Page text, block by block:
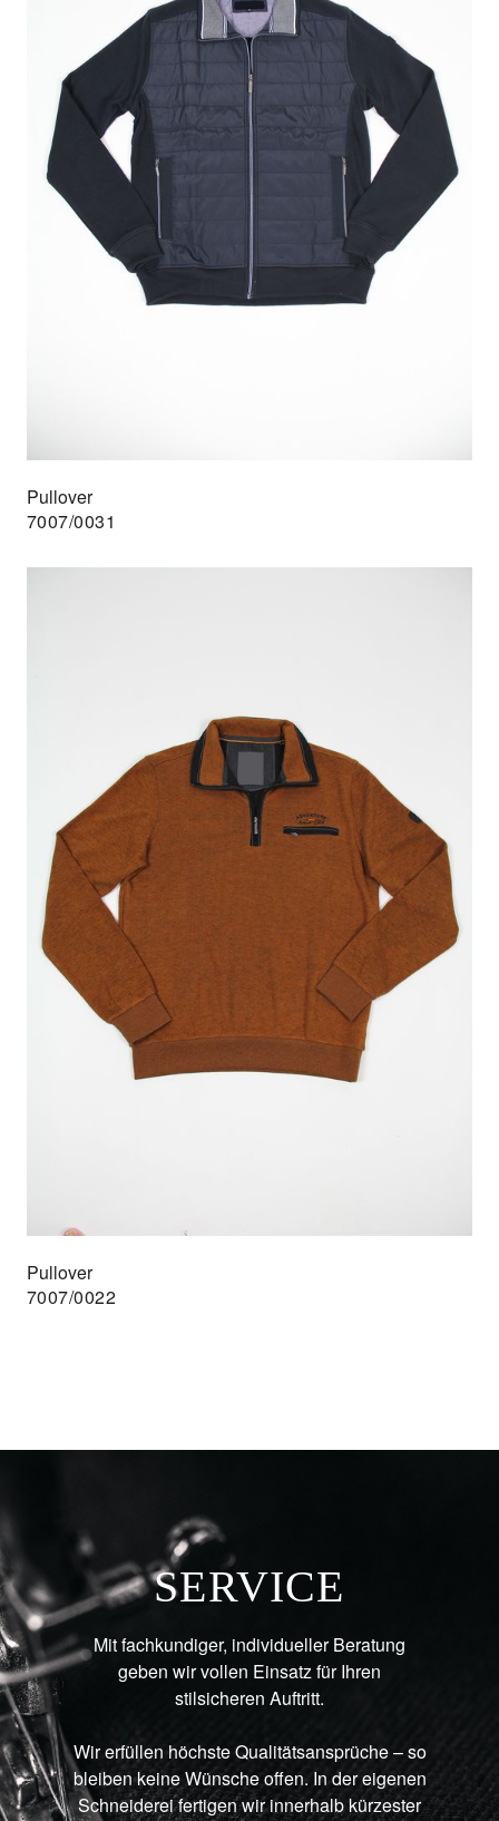
Pullover
7007/0031
Pullover
7007/0022
SERVICE
Mit fachkundiger, individueller Beratung
geben wir vollen Einsatz für Ihren
stilsicheren Auftritt.
Wir erfüllen höchste Qualitätsansprüche – so
bleiben keine Wünsche offen. In der eigenen
Schneiderei fertigen wir innerhalb kürzester